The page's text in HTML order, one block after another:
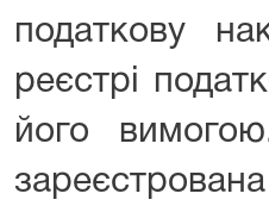
податкову
реєстрі
його